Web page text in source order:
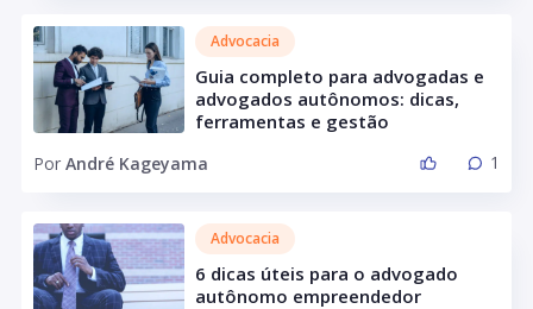
Advocacia
Guia completo para advogadas e
advogados autônomos: dicas,
ferramentas e gestão
Por André Kageyama 1
Advocacia
6 dicas úteis para o advogado
autônomo empreendedor